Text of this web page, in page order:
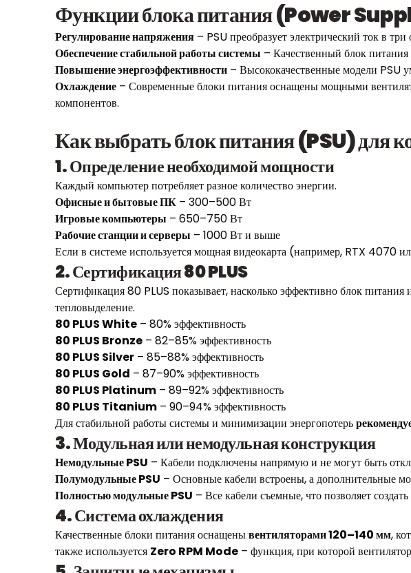
Функции блока питания (Power
Регулирование напряжения – PSU преобразует электрический ток в
Обеспечение стабильной работы системы – Качественный блок
Повышение энергоэффективности – Высококачественные модели PSU
Охлаждение – Современные блоки питания оснащены мощными
компонентов.
Как выбрать блок питания (PSU) для
1. Определение необходимой мощности
Каждый компьютер потребляет разное количество энергии.
Офисные и бытовые ПК – 300–500 Вт
Игровые компьютеры – 650–750 Вт
Рабочие станции и серверы – 1000 Вт и выше
Если в системе используется мощная видеокарта (например, RTX 4070
2. Сертификация 80 PLUS
Сертификация 80 PLUS показывает, насколько эффективно блок
тепловыделение.
80 PLUS White – 80% эффективность
80 PLUS Bronze – 82–85% эффективность
80 PLUS Silver – 85–88% эффективность
80 PLUS Gold – 87–90% эффективность
80 PLUS Platinum – 89–92% эффективность
80 PLUS Titanium – 90–94% эффективность
Для стабильной работы системы и минимизации энергопотерь
3. Модульная или немодульная конструкция
Немодульные PSU – Кабели подключены напрямую и не могут быть
Полумодульные PSU – Основные кабели встроены, а дополнительные
Полностью модульные PSU – Все кабели съемные, что позволяет
4. Система охлаждения
Качественные блоки питания оснащенывентиляторами 120–140 мм,
также используется Zero RPM Mode – функция, при которой